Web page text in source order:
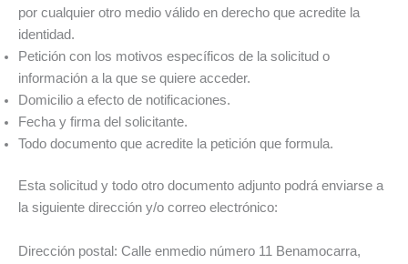
por cualquier otro medio válido en derecho que acredite la
identidad.
Petición con los motivos específicos de la solicitud o
información a la que se quiere acceder.
Domicilio a efecto de notificaciones.
Fecha y firma del solicitante.
Todo documento que acredite la petición que formula.
Esta solicitud y todo otro documento adjunto podrá enviarse a
la siguiente dirección y/o correo electrónico:
Dirección postal: Calle enmedio número 11 Benamocarra,